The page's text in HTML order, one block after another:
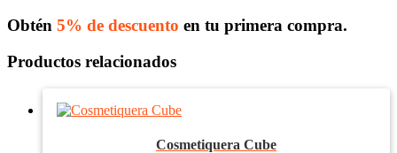
Obtén 5% de descuento en tu primera compra.
Productos relacionados
Cosmetiquera Cube